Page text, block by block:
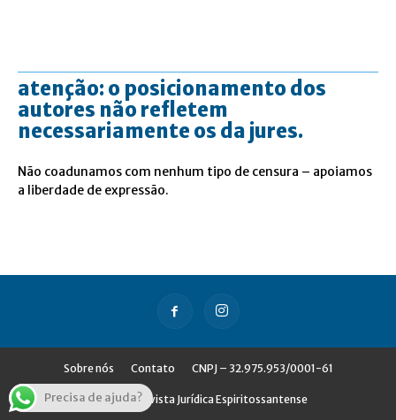
atenção: o posicionamento dos
autores não refletem
necessariamente os da jures.
Não coadunamos com nenhum tipo de censura – apoiamos
a liberdade de expressão.
Sobre nós Contato CNPJ – 32.975.953/0001-61
© Jures - Revista Jurídica Espiritossantense
Precisa de ajuda?